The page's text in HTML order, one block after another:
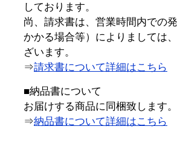
しております。
尚、請求書は、営業時間内での
かかる場合等）によりましては
ざいます。
⇒請求書について詳細はこちら
■納品書について
お届けする商品に同梱致します。
⇒納品書について詳細はこちら